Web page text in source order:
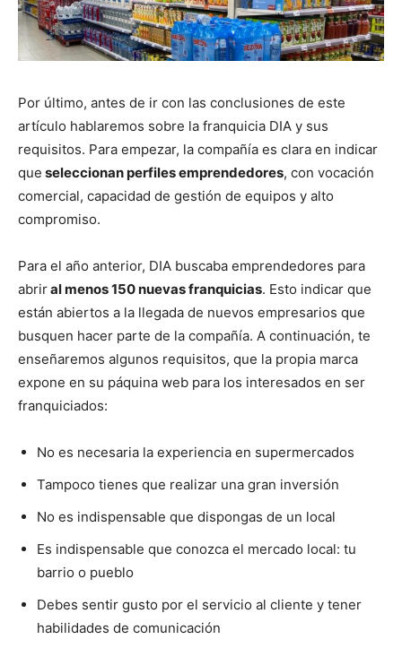
Por último, antes de ir con las conclusiones de este
artículo hablaremos sobre la franquicia DIA y sus
requisitos. Para empezar, la compañía es clara en indicar
que seleccionan perfiles emprendedores, con vocación
comercial, capacidad de gestión de equipos y alto
compromiso.
Para el año anterior, DIA buscaba emprendedores para
abriral menos 150 nuevas franquicias. Esto indicar que
están abiertos a la llegada de nuevos empresarios que
busquen hacer parte de la compañía. A continuación, te
enseñaremos algunos requisitos, que la propia marca
expone en su páquina web para los interesados en ser
franquiciados:
No es necesaria la experiencia en supermercados
Tampoco tienes que realizar una gran inversión
No es indispensable que dispongas de un local
Es indispensable que conozca el mercado local: tu
barrio o pueblo
Debes sentir gusto por el servicio al cliente y tener
habilidades de comunicación